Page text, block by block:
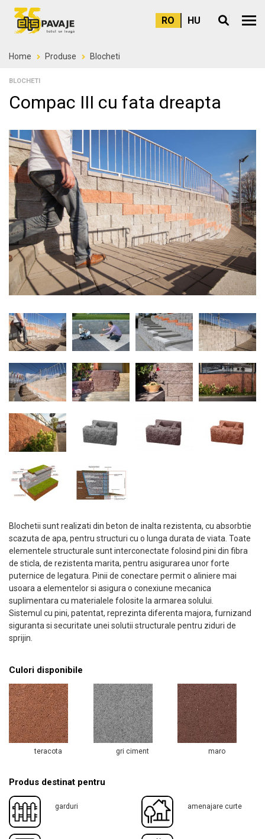
RO HU Meniu
Home Produse Blocheti
BLOCHETI
Compac III cu fata dreapta
Blochetii sunt realizati din beton de inalta rezistenta, cu absorbtie
scazuta de apa, pentru structuri cu o lunga durata de viata. Toate
elementele structurale sunt interconectate folosind pini din fibra
de sticla, de rezistenta marita, pentru asigurarea unor forte
puternice de legatura. Pinii de conectare permit o aliniere mai
usoara a elementelor si asigura o conexiune mecanica
suplimentara cu materialele folosite la armarea solului.
Sistemul cu pini, patentat, reprezinta diferenta majora, furnizand
siguranta si securitate unei solutii structurale pentru ziduri de
sprijin.
Culori disponibile
teracota gri ciment maro
Produs destinat pentru
garduri amenajare curte